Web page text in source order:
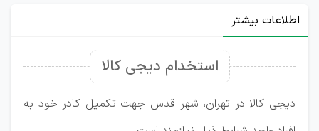
اطلاعات بیشتر
استخدام دیجی کالا
دیجی کالا در تهران، شهر قدس جهت تکمیل کادر خود به